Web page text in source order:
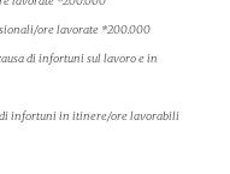
ore lavorate *200.000
di infortuni sul lavoro e in
di infortuni in itinere/ore lavorabili